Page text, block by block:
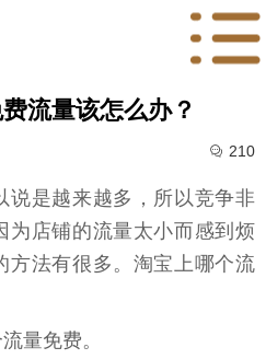
流量该怎么办？
 210
说是越来越多，所以竞争非
为店铺的流量太小而感到烦
方法有很多。淘宝上哪个流
量免费。